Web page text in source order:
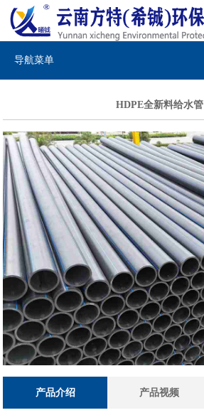
导航菜单
HDPE全新料给水管
产品介绍 产品视频